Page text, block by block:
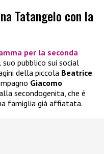
Tatangelo con la
per la seconda
suo pubblico sui social
della piccola Beatrice.
Giacomo
secondogenita, che è
famiglia già affiatata.